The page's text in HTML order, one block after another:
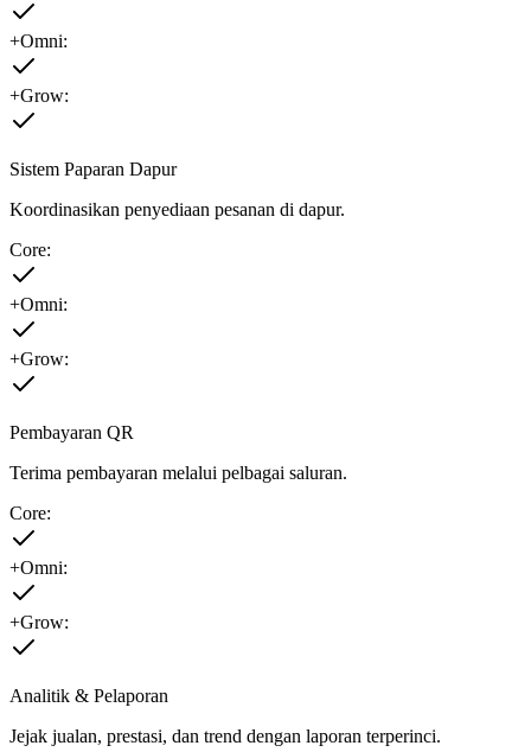
+Omni:
+Grow:
Sistem Paparan Dapur
Koordinasikan penyediaan pesanan di dapur.
Core:
+Omni:
+Grow:
Pembayaran QR
Terima pembayaran melalui pelbagai saluran.
Core:
+Omni:
+Grow:
Analitik & Pelaporan
Jejak jualan, prestasi, dan trend dengan laporan terperinci.